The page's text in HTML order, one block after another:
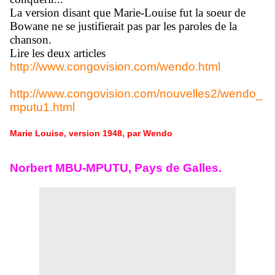
La version disant que Marie-Louise fut la soeur de
Bowane ne se justifierait pas par les paroles de la
chanson.
Lire les deux articles
http://www.congovision.com/wendo.html
http://www.congovision.com/nouvelles2/wendo_
mputu1.html
Marie Louise, version 1948, par Wendo
Norbert MBU-MPUTU, Pays de Galles.